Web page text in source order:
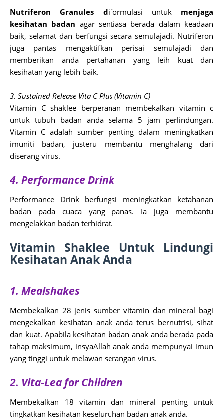
Nutriferon Granules diformulasi untuk
menjaga
kesihatan badan agar sentiasa berada dalam keadaan
baik, selamat dan berfungsi secara semulajadi. Nutriferon
juga pantas mengaktifkan perisai semulajadi dan
memberikan anda pertahanan yang leih kuat dan
kesihatan yang lebih baik.
3. Sustained Release Vita C Plus (Vitamin C)
Vitamin C shaklee berperanan membekalkan vitamin c
untuk tubuh badan anda selama 5 jam perlindungan.
Vitamin C adalah sumber penting dalam meningkatkan
imuniti badan, justeru membantu menghalang dari
diserang virus.
4. Performance Drink
Performance Drink berfungsi meningkatkan ketahanan
badan pada cuaca yang panas. Ia juga membantu
mengelakkan badan terhidrat.
Vitamin Shaklee Untuk Lindungi
Kesihatan Anak Anda
1. Mealshakes
Membekalkan 28 jenis sumber vitamin dan mineral bagi
mengekalkan kesihatan anak anda terus bernutrisi, sihat
dan kuat. Apabila kesihatan badan anak anda berada pada
tahap maksimum, insyaAllah anak anda mempunyai imun
yang tinggi untuk melawan serangan virus.
2. Vita-Lea for Children
Membekalkan 18 vitamin dan mineral penting untuk
tingkatkan kesihatan keseluruhan badan anak anda.